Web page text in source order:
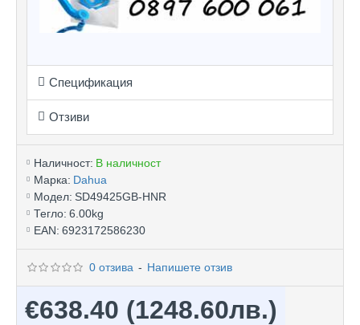
Спецификация
Отзиви
Наличност: В наличност
Марка: Dahua
Модел: SD49425GB-HNR
Тегло: 6.00kg
EAN: 6923172586230
0 отзива - Напишете отзив
€638.40 (1248.60лв.)